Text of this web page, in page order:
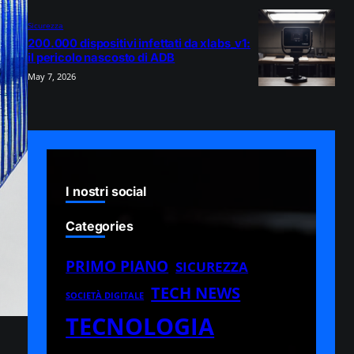
Sicurezza
200.000 dispositivi infettati da xlabs_v1:
il pericolo nascosto di ADB
May 7, 2026
I nostri social
Categories
PRIMO PIANO SICUREZZA
SOCIETÀ DIGITALE TECH NEWS
TECNOLOGIA